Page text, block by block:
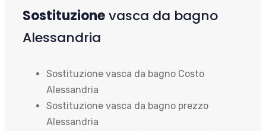
Sostituzionevasca da bagno
Alessandria
Sostituzione vasca da bagno Costo
Alessandria
Sostituzione vasca da bagno prezzo
Alessandria